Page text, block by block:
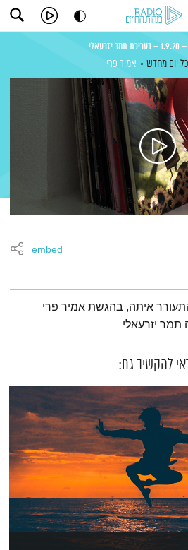
כל יום מחדש אמיר פרי
embed
איתה, בהגשת אמיר פרי
תמר יזרעאלי
להקשיב גם: